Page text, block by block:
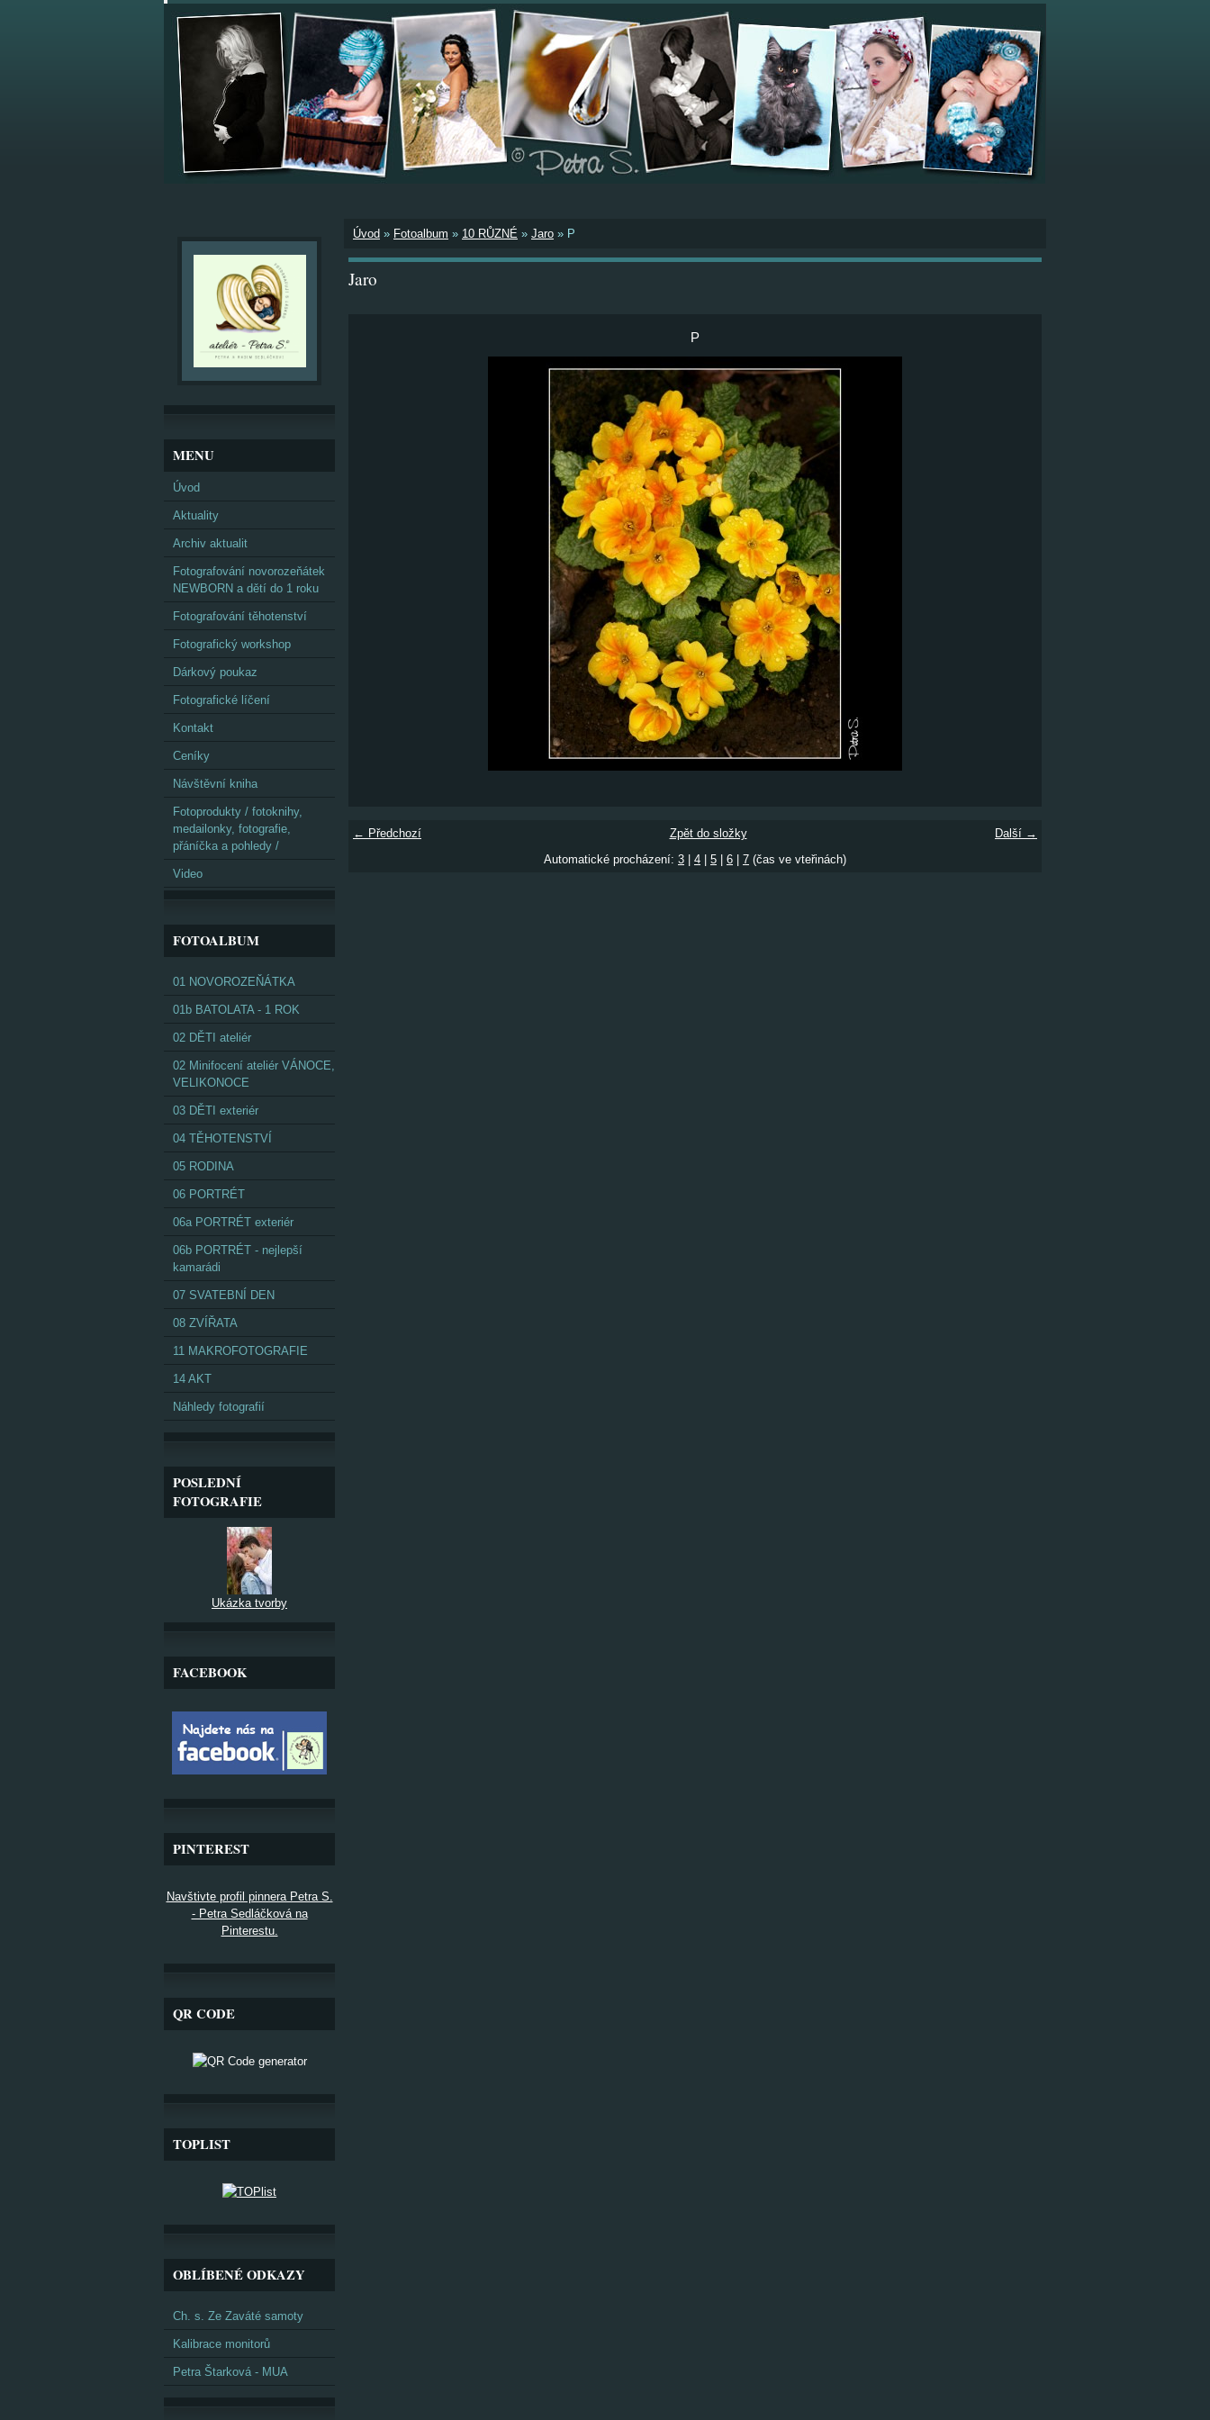
Úvod » Fotoalbum » 10 RŮZNÉ » Jaro » P
Jaro
P
← Předchozí Další →
Zpět do složky
Automatické procházení: 3 4 5 6 7 (čas ve vteřinách)
MENU
Úvod
Aktuality
Archiv aktualit
Fotografování novorozeňátek
NEWBORN a dětí do 1 roku
Fotografování těhotenství
Fotografický workshop
Dárkový poukaz
Fotografické líčení
Kontakt
Ceníky
Návštěvní kniha
Fotoprodukty / fotoknihy,
medailonky, fotografie,
přáníčka a pohledy /
Video
FOTOALBUM
01 NOVOROZEŇÁTKA
01b BATOLATA - 1 ROK
02 DĚTI ateliér
02 Minifocení ateliér VÁNOCE,
VELIKONOCE
03 DĚTI exteriér
04 TĚHOTENSTVÍ
05 RODINA
06 PORTRÉT
06a PORTRÉT exteriér
06b PORTRÉT - nejlepší
kamarádi
07 SVATEBNÍ DEN
08 ZVÍŘATA
11 MAKROFOTOGRAFIE
14 AKT
Náhledy fotografií
POSLEDNÍ
FOTOGRAFIE
Ukázka tvorby
FACEBOOK
PINTEREST
Navštivte profil pinnera Petra S.
- Petra Sedláčková na
Pinterestu.
QR CODE
TOPLIST
OBLÍBENÉ ODKAZY
Ch. s. Ze Zaváté samoty
Kalibrace monitorů
Petra Štarková - MUA